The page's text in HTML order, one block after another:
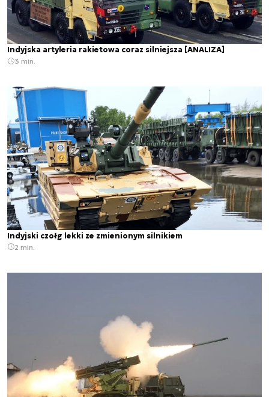
Indyjska artyleria rakietowa coraz silniejsza [ANALIZA]
3 min.
Indyjski czołg lekki ze zmienionym silnikiem
2 min.